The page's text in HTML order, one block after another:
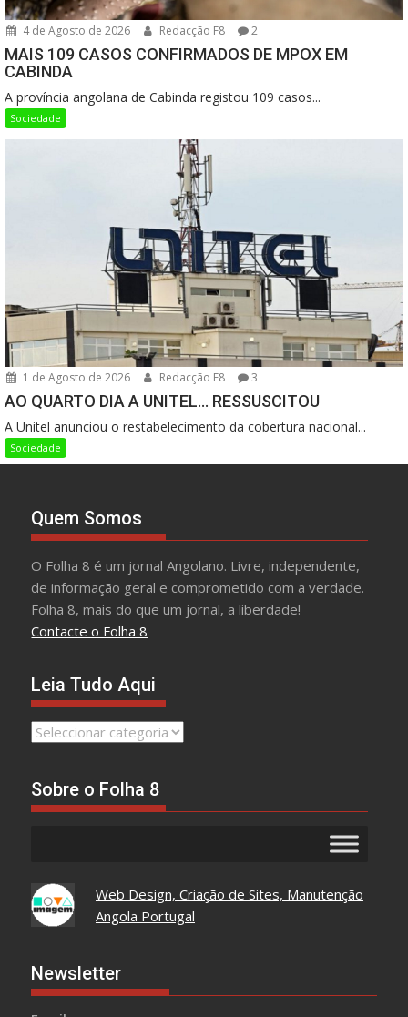
4 de Agosto de 2026 Redacção F8 2
MAIS 109 CASOS CONFIRMADOS DE MPOX EM
CABINDA
A província angolana de Cabinda registou 109 casos...
Sociedade
1 de Agosto de 2026 Redacção F8 3
AO QUARTO DIA A UNITEL… RESSUSCITOU
A Unitel anunciou o restabelecimento da cobertura nacional...
Sociedade
Quem Somos
O Folha 8 é um jornal Angolano. Livre, independente,
de informação geral e comprometido com a verdade.
Folha 8, mais do que um jornal, a liberdade!
Contacte o Folha 8
Leia Tudo Aqui
Leia
Sobre o Folha 8
Web Design, Criação de Sites, Manutenção
Angola Portugal
Newsletter